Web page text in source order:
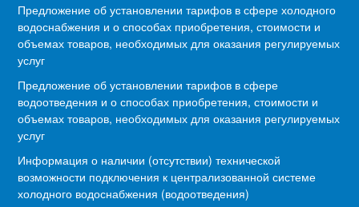
Предложение об установлении тарифов в сфере холодного
водоснабжения и о способах приобретения, стоимости и
объемах товаров, необходимых для оказания регулируемых
услуг
Предложение об установлении тарифов в сфере
водоотведения и о способах приобретения, стоимости и
объемах товаров, необходимых для оказания регулируемых
услуг
Информация о наличии (отсутствии) технической
возможности подключения к централизованной системе
холодного водоснабжения (водоотведения)